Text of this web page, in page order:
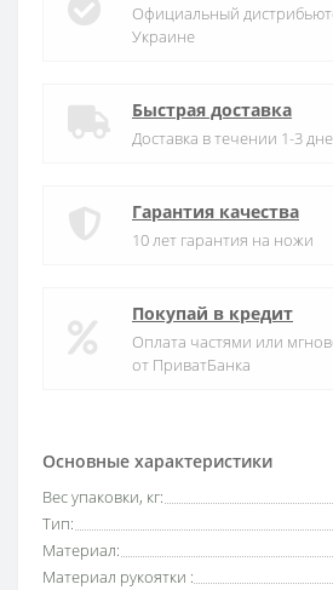
Основные характеристики
Вес упаковки, кг:
Тип:
Материал:
Материал рукоятки :
Официальный
Украине
Быстрая доставка
Доставка в течении 1-3
Гарантия качества
10 лет гарантия на ножи
Покупай в кредит
Оплата частями или
от ПриватБанка